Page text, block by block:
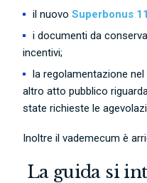
il nuovoSuperbonus
i documenti da
incentivi;
la regolamentazione
altro atto pubblico
state richieste le
Inoltre il vademecum è
La guida si